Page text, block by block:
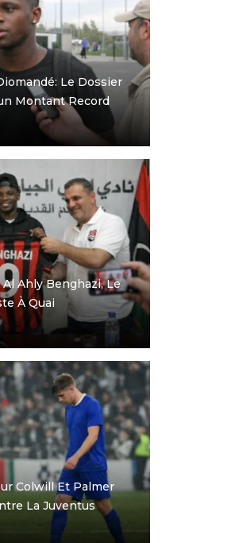
Le Dossier
Montant Record
Ahly Benghazi, Le
À Quai
Colwill Et Palmer
La Juventus